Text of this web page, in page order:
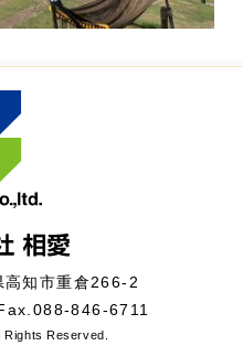
知市重倉266-2
846-6711
Reserved.